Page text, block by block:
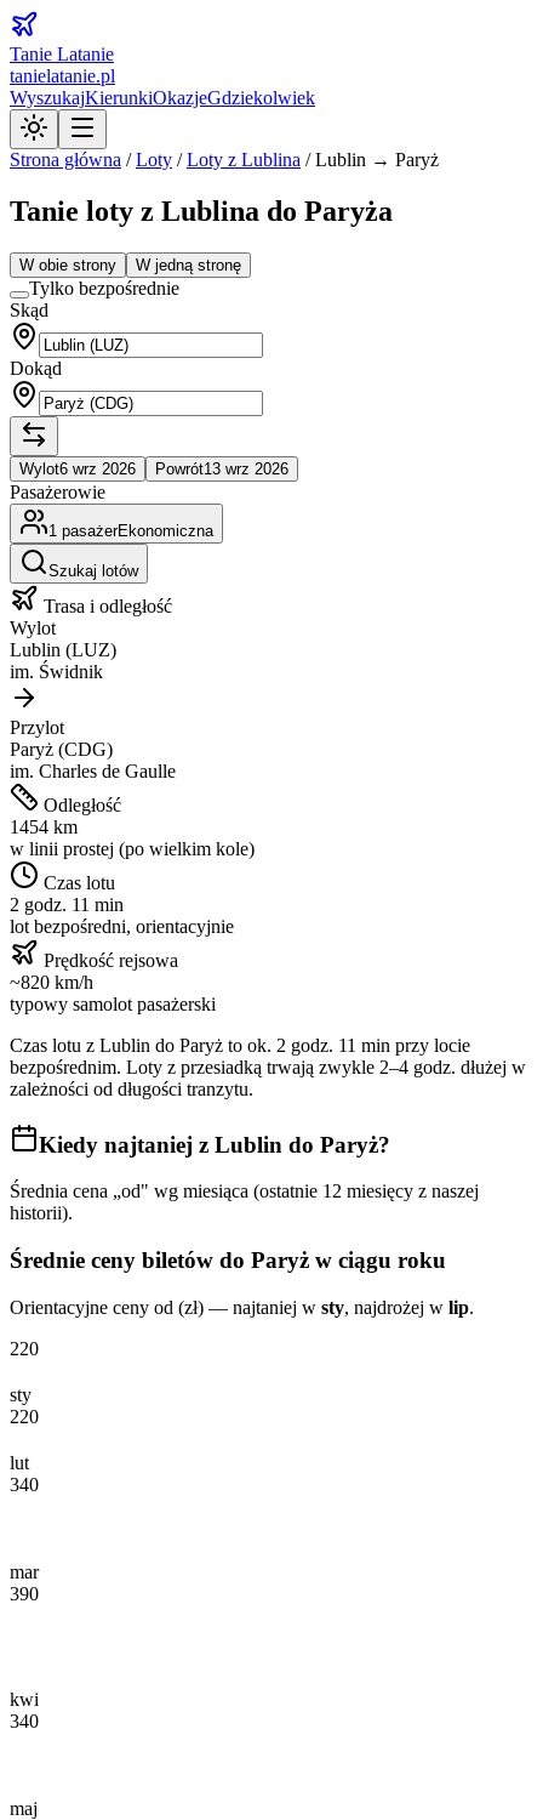
Tanie Latanie
tanielatanie.pl
WyszukajKierunkiOkazjeGdziekolwiek
Strona główna /Loty /Loty z Lublina /Lublin → Paryż
Tanie loty z Lublina do Paryża
W obie strony W jedną stronę
Tylko bezpośrednie
Skąd
Dokąd
Wylot6 wrz 2026 Powrót13 wrz 2026
Pasażerowie
1 pasażerEkonomiczna
Szukaj lotów
Trasa i odległość
Wylot
Lublin (LUZ)
im. Świdnik
Przylot
Paryż (CDG)
im. Charles de Gaulle
Odległość
1454 km
w linii prostej (po wielkim kole)
Czas lotu
2 godz. 11 min
lot bezpośredni, orientacyjnie
Prędkość rejsowa
~820 km/h
typowy samolot pasażerski
Czas lotu z Lublin do Paryż to ok. 2 godz. 11 min przy locie
bezpośrednim. Loty z przesiadką trwają zwykle 2–4 godz. dłużej w
zależności od długości tranzytu.
Kiedy najtaniej z Lublin do Paryż?
Średnia cena „od" wg miesiąca (ostatnie 12 miesięcy z naszej
historii).
Średnie ceny biletów do Paryż w ciągu roku
Orientacyjne ceny od (zł) — najtaniej w sty, najdrożej w lip.
220
sty
220
lut
340
mar
390
kwi
340
maj